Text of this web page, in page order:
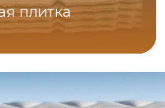
плитка